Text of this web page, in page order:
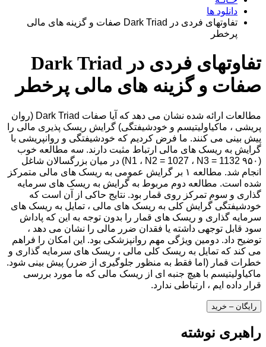
دانلود ها
تفاوتهای فردی در Dark Triad صفات و گزینه های مالی
پرخطر
تفاوتهای فردی در Dark Triad
صفات و گزینه های مالی پرخطر
مطالعات ارائه شده نشان می دهد که آیا صفات Dark Triad (روان
پریشی ، ماکیاولیتیسم و ​​خودشیفتگی) گرایش ریسک پذیری مالی را
پیش بینی می کنند. ما فرض کردیم که خودشیفتگی و روانپریشی با
گرایش به ریسک های مالی ارتباط مثبت دارند. سه مطالعه خوب
(۹۵۰ N1 ، N2 = 1027 ، N3 = 1132) در میان بزرگسالان شاغل
انجام شد. مطالعه ۱ بر گرایش عمومی به ریسک های مالی متمرکز
شده است. مطالعه دوم مربوط به گرایش به ریسک های سرمایه
گذاری و سوم تمرکز روی قمار بود. نتایج حاکی از آن است که
خودشیفتگی گرایش کلی به ریسک های مالی ، تمایل به ریسک های
سرمایه گذاری و ریسک های قمار را بدون توجه به این که پاداش
سود قابل توجهی داشته یا فقدان ضرر مالی را نشان می دهد ،
توضیح داد. دومین ویژگی مهم روانپزشکی بود. این امکان را فراهم
می کند که تمایل به ریسک کلی مالی ، ریسک های سرمایه گذاری و
خطرات قمار (اما فقط به منظور جلوگیری از ضرر) پیش بینی شود.
ماکیاولیتیسم با هیچ جنبه ای از ریسک مالی که ما مورد بررسی
قرار داده ایم ، ارتباطی ندارد.
رایگان – خرید
راهبری نوشته